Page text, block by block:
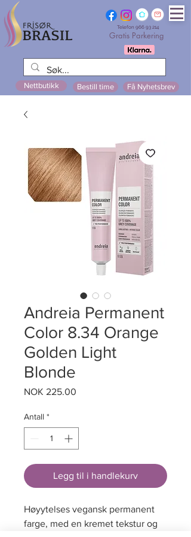
Telefon 966 93 214
Nettbutikk Bestill time Få Nyhetsbrev
Gratis Parkering
Andreia Permanent
Color 8.34 Orange
Golden Light
Blonde
NOK 225.00
Antall *
Legg til i handlekurv
Høyytelses vegansk permanent
farge, med en kremet tekstur og